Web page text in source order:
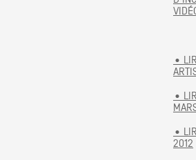
•
•
•
2012